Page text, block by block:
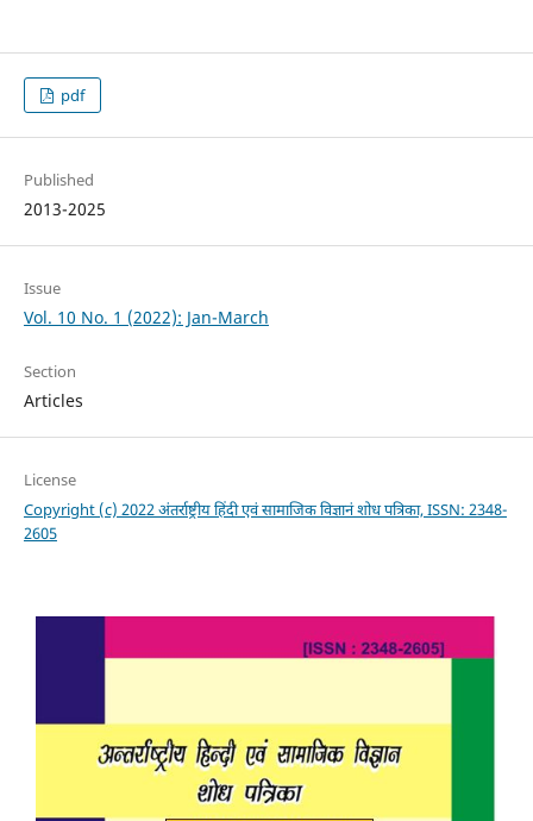
pdf
Published
2013-2025
Issue
Vol. 10 No. 1 (2022): Jan-March
Section
Articles
License
Copyright (c) 2022 अंतर्राष्ट्रीय हिंदी एवं सामाजिक विज्ञानं शोध पत्रिका, ISSN: 2348-
2605